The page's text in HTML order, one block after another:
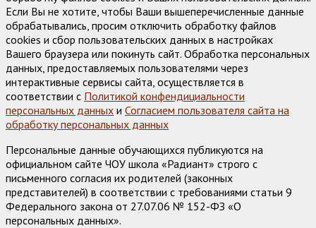
Если Вы не хотите, чтобы Ваши вышеперечисленные данные
обрабатывались, просим отключить обработку файлов
cookies и сбор пользовательских данных в настройках
Вашего браузера или покинуть сайт. Обработка персональных
данных, предоставляемых пользователями через
интерактивные сервисы сайта, осуществляется в
соответствии с Политикой конфендициальности
персональных данных и Согласием пользователя сайта на
обработку персональных данных
Персональные данные обучающихся публикуются на
официальном сайте ЧОУ школа «Радиант» строго с
письменного согласия их родителей (законных
представителей) в соответствии с требованиями статьи 9
Федерального закона от 27.07.06 № 152-ФЗ «О
персональных данных».